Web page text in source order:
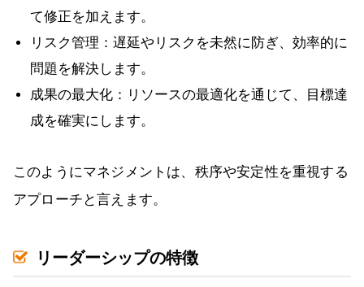
て修正を加えます。
リスク管理：遅延やリスクを未然に防ぎ、効率的に
問題を解決します。
成果の最大化：リソースの最適化を通じて、目標達
成を確実にします。
このようにマネジメントは、秩序や安定性を重視する
アプローチと言えます。
リーダーシップの特徴